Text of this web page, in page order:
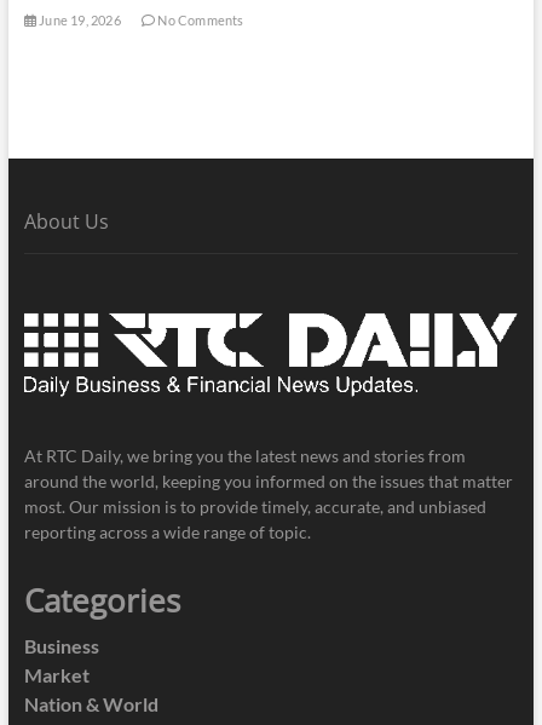
June 19, 2026 No Comments
About Us
At RTC Daily, we bring you the latest news and stories from
around the world, keeping you informed on the issues that matter
most. Our mission is to provide timely, accurate, and unbiased
reporting across a wide range of topic.
Categories
Business
Market
Nation & World